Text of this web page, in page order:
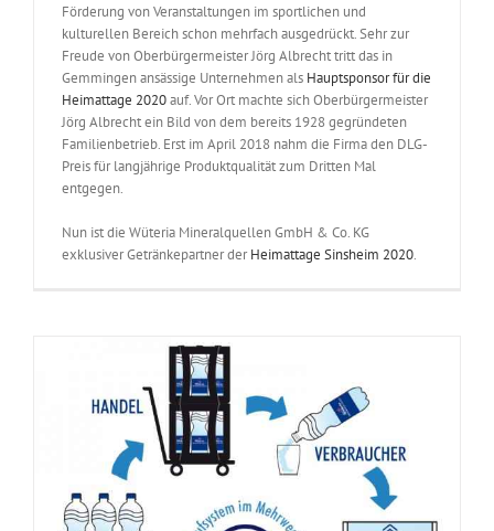
Förderung von Veranstaltungen im sportlichen und
kulturellen Bereich schon mehrfach ausgedrückt. Sehr zur
Freude von Oberbürgermeister Jörg Albrecht tritt das in
Gemmingen ansässige Unternehmen als Hauptsponsor für die
Heimattage 2020auf. Vor Ort machte sich Oberbürgermeister
Jörg Albrecht ein Bild von dem bereits 1928 gegründeten
Familienbetrieb. Erst im April 2018 nahm die Firma den DLG-
Preis für langjährige Produktqualität zum Dritten Mal
entgegen.
Nun ist die Wüteria Mineralquellen GmbH & Co. KG
exklusiver Getränkepartner derHeimattage Sinsheim 2020.